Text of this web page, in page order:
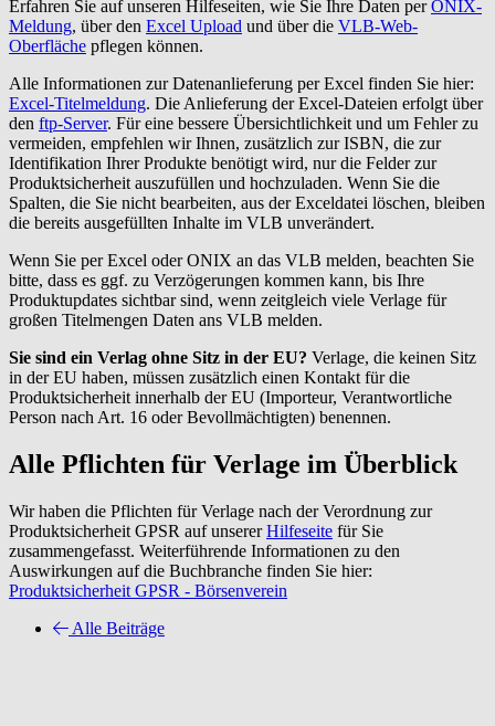
Erfahren Sie auf unseren Hilfeseiten, wie Sie Ihre Daten perONIX-
Meldung, über den Excel Upload und über die VLB-Web-
Oberfläche pflegen können.
Alle Informationen zur Datenanlieferung per Excel finden Sie hier:
Excel-Titelmeldung. Die Anlieferung der Excel-Dateien erfolgt über
den ftp-Server. Für eine bessere Übersichtlichkeit und um Fehler zu
vermeiden, empfehlen wir Ihnen, zusätzlich zur ISBN, die zur
Identifikation Ihrer Produkte benötigt wird, nur die Felder zur
Produktsicherheit auszufüllen und hochzuladen. Wenn Sie die
Spalten, die Sie nicht bearbeiten, aus der Exceldatei löschen, bleiben
die bereits ausgefüllten Inhalte im VLB unverändert.
Wenn Sie per Excel oder ONIX an das VLB melden, beachten Sie
bitte, dass es ggf. zu Verzögerungen kommen kann, bis Ihre
Produktupdates sichtbar sind, wenn zeitgleich viele Verlage für
großen Titelmengen Daten ans VLB melden.
Sie sind ein Verlag ohne Sitz in der EU? Verlage, die keinen Sitz
in der EU haben, müssen zusätzlich einen Kontakt für die
Produktsicherheit innerhalb der EU (Importeur, Verantwortliche
Person nach Art. 16 oder Bevollmächtigten) benennen.
Alle Pflichten für Verlage im Überblick
Wir haben die Pflichten für Verlage nach der Verordnung zur
Produktsicherheit GPSR auf unsererHilfeseite für Sie
zusammengefasst. Weiterführende Informationen zu den
Auswirkungen auf die Buchbranche finden Sie hier:
Produktsicherheit GPSR - Börsenverein
Alle Beiträge